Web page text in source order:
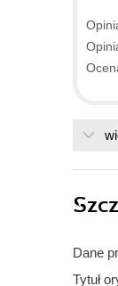
Dane
Tytuł